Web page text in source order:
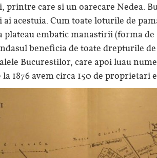
printre care si un oarecare Nedea.
acestuia. Cum toate loturile de
plateau embatic manastirii (forma
beneficia de toate drepturile
Bucurestilor, care apoi luau
1876 avem circa 150 de